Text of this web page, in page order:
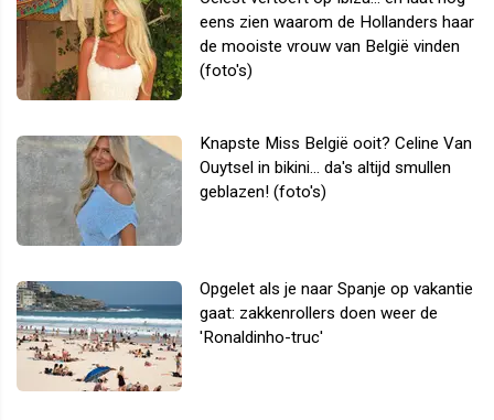
eens zien waarom de Hollanders haar
de mooiste vrouw van België vinden
(foto's)
Knapste Miss België ooit? Celine Van
Ouytsel in bikini... da's altijd smullen
geblazen! (foto's)
Opgelet als je naar Spanje op vakantie
gaat: zakkenrollers doen weer de
'Ronaldinho-truc'